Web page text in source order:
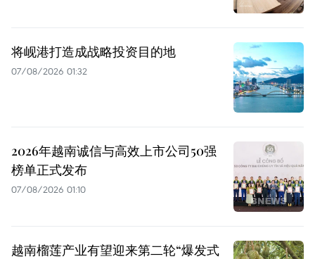
将岘港打造成战略投资目的地
07/08/2026 01:32
2026年越南诚信与高效上市公司50强
榜单正式发布
07/08/2026 01:10
越南榴莲产业有望迎来第二轮“爆发式